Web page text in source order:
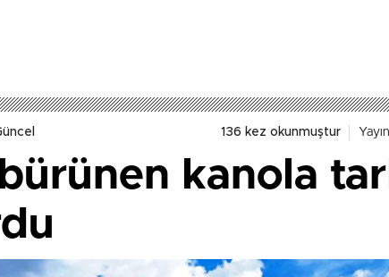
136 kez okunmuştur
bürünen kanola